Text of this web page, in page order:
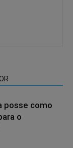
posse como
o